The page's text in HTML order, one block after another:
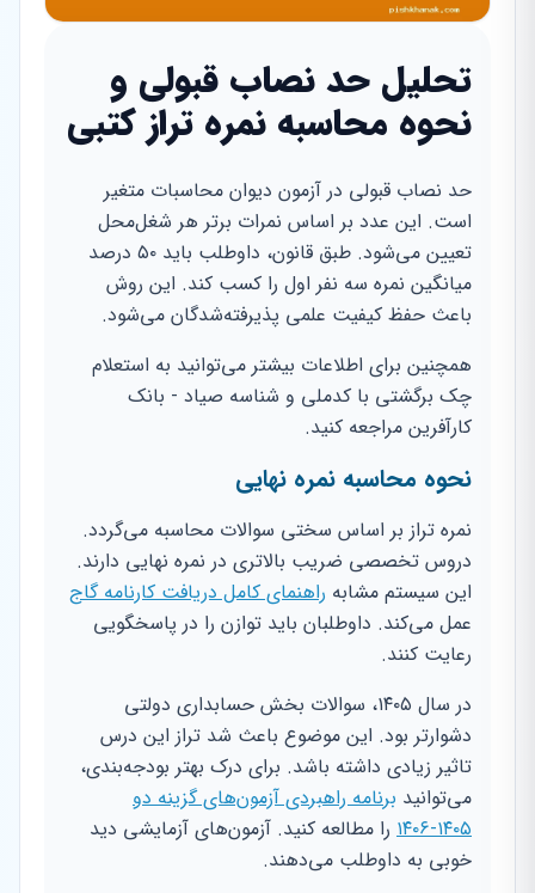
تحلیل حد نصاب قبولی و
نحوه محاسبه نمره تراز کتبی
حد نصاب قبولی در آزمون دیوان محاسبات متغیر
است. این عدد بر اساس نمرات برتر هر شغل‌محل
تعیین می‌شود. طبق قانون، داوطلب باید ۵۰ درصد
میانگین نمره سه نفر اول را کسب کند. این روش
باعث حفظ کیفیت علمی پذیرفته‌شدگان می‌شود.
همچنین برای اطلاعات بیشتر می‌توانید به استعلام
چک برگشتی با کدملی و شناسه صیاد - بانک
کارآفرین مراجعه کنید.
نحوه محاسبه نمره نهایی
نمره تراز بر اساس سختی سوالات محاسبه می‌گردد.
دروس تخصصی ضریب بالاتری در نمره نهایی دارند.
این سیستم مشابه راهنمای کامل دریافت کارنامه گاج
عمل می‌کند. داوطلبان باید توازن را در پاسخگویی
رعایت کنند.
در سال ۱۴۰۵، سوالات بخش حسابداری دولتی
دشوارتر بود. این موضوع باعث شد تراز این درس
تاثیر زیادی داشته باشد. برای درک بهتر بودجه‌بندی،
می‌توانید برنامه راهبردی آزمون‌های گزینه دو
۱۴۰۵-۱۴۰۶
را مطالعه کنید. آزمون‌های آزمایشی دید
خوبی به داوطلب می‌دهند.